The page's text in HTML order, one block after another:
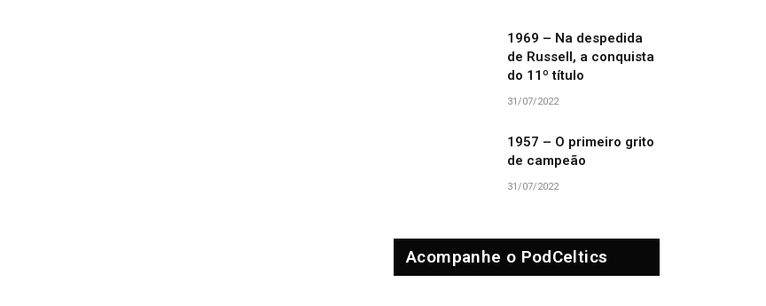
1969 – Na despedida
de Russell, a conquista
do 11º título
31/07/2022
1957 – O primeiro grito
de campeão
31/07/2022
Acompanhe o PodCeltics